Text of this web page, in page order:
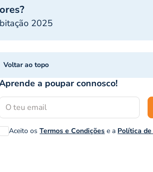
2025
Voltar ao topo
a poupar connosco!
Aceito osTermos e Condições e a Política